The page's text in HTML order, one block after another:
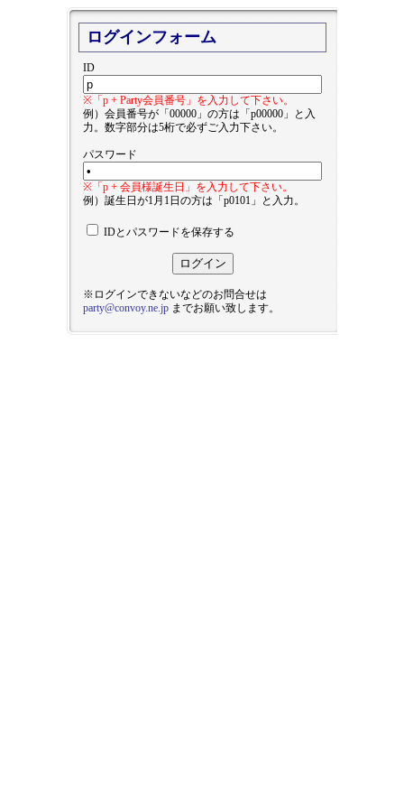
ログインフォーム
ID
※「p + Party会員番号」を入力して下さい。
例）会員番号が「00000」の方は「p00000」と入
力。数字部分は5桁で必ずご入力下さい。
パスワード
※「p + 会員様誕生日」を入力して下さい。
例）誕生日が1月1日の方は「p0101」と入力。
IDとパスワードを保存する
※ログインできないなどのお問合せは
party@convoy.ne.jp までお願い致します。